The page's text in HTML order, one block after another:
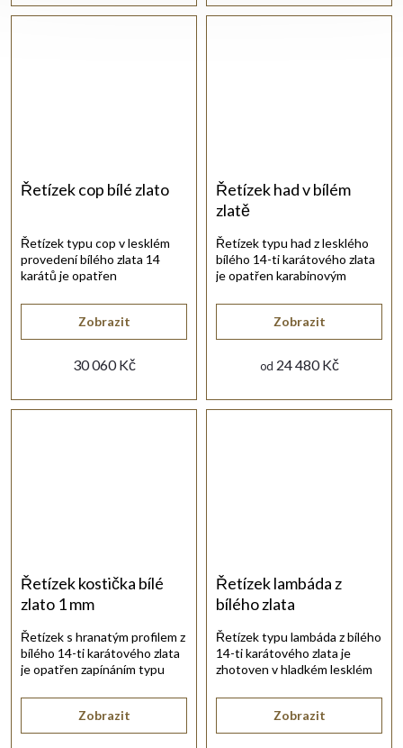
Řetízek cop bílé zlato
30 060 Kč
Zobrazit
Řetízek typu cop v lesklém
provedení bílého zlata 14
karátů je opatřen
Řetízek had v bílém
zlatě
od 24 480 Kč
Zobrazit
Řetízek typu had z lesklého
bílého 14-ti karátového zlata
je opatřen karabinovým
Řetízek kostička bílé
zlato 1 mm
Zobrazit
Řetízek s hranatým profilem z
bílého 14-ti karátového zlata
je opatřen zapínáním typu
Řetízek lambáda z
bílého zlata
Zobrazit
Řetízek typu lambáda z bílého
14-ti karátového zlata je
zhotoven v hladkém lesklém